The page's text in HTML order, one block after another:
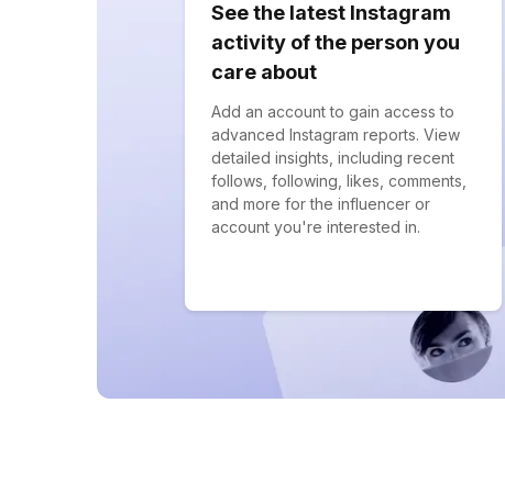
See the latest Instagram
activity of the person you
care about
Add an account to gain access to
advanced Instagram reports. View
detailed insights, including recent
follows, following, likes, comments,
and more for the influencer or
account you're interested in.